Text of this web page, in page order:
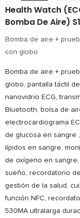
Health Watch
Bomba De Aire)
Bomba de aire +
con globo
Bomba de aire +
globo, pantalla táctil
nanovidrio ECG,
Bluetooth, bolsa de
electrocardiograma
de glucosa en sangre
lípidos en sangre,
de oxígeno en
sueño, recordatorio
gestión de la salud,
función NFC,
530MA ultralarga